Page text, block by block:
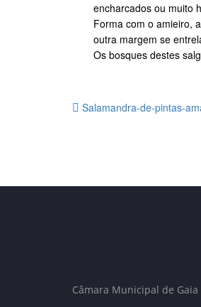
encharcados ou muito
Forma com o amieiro,
outra margem se
Os bosques destes
Salamandra-de-pintas-
Câmara Municipal de Gaia